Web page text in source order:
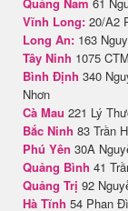
Vĩnh Long: 20/A2
Long An: 163
Tây Ninh 1075
Bình Định 340
Nhơn
Cà Mau 221 Lý
Bắc Ninh 83 Trần
Phú Yên 30A
Quảng Bình 41
Quảng Trị 92
Hà Tĩnh 54 Phan